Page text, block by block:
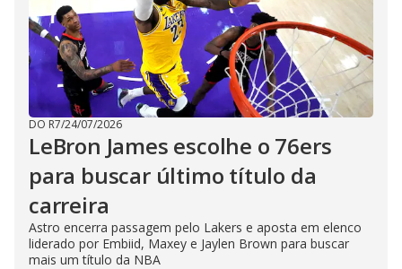
DO R7/24/07/2026
LeBron James escolhe o 76ers
para buscar último título da
carreira
Astro encerra passagem pelo Lakers e aposta em elenco
liderado por Embiid, Maxey e Jaylen Brown para buscar
mais um título da NBA